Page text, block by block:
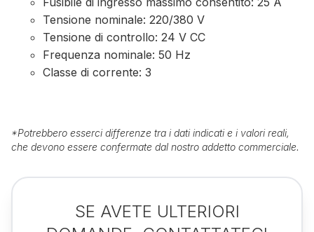
Tensione nominale: 220/380 V
Tensione di controllo: 24 V CC
Frequenza nominale: 50 Hz
Classe di corrente: 3
*Potrebbero esserci differenze tra i dati indicati e i valori reali,
che devono essere confermate dal nostro addetto commerciale.
SE AVETE ULTERIORI